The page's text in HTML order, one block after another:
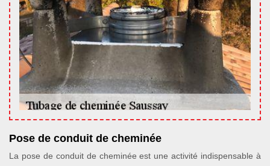
Pose de conduit de cheminée
La pose de conduit de cheminée est une activité indispensable à